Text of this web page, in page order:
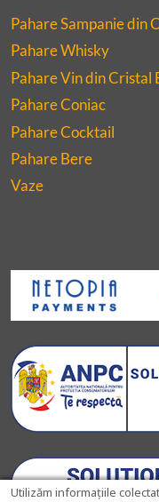
Pahare Sampanie din
Pahare Whisky
Pahare Vin din Cristal
Pahare Coniac
Pahare Cocktail
Pahare Bere
Vaze
Utilizăm informațiile